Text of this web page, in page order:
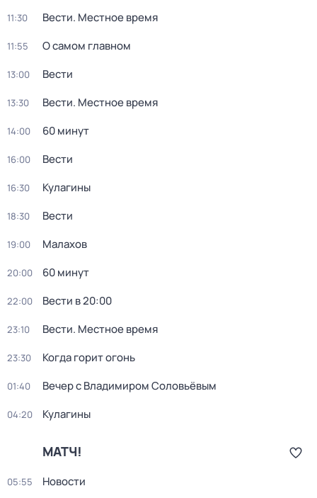
11:30 Вести. Местное время
11:55 О самом главном
13:00 Вести
13:30 Вести. Местное время
14:00 60 минут
16:00 Вести
16:30 Кулагины
18:30 Вести
19:00 Малахов
20:00 60 минут
22:00 Вести в 20:00
23:10 Вести. Местное время
23:30 Когда горит огонь
01:40 Вечер с Владимиром Соловьёвым
04:20 Кулагины
МАТЧ!
05:55 Новости